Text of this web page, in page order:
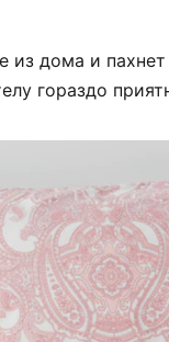
из дома и
гораздо